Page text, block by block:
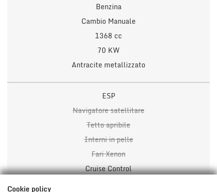
Benzina
Cambio Manuale
1368 cc
70 KW
Antracite metallizzato
ESP
Navigatore satellitare
Tetto apribile
Interni in pelle
Fari Xenon
Cruise Control
Cookie policy